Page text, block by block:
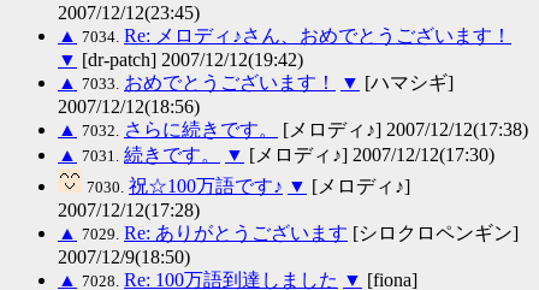
2007/12/12(23:45)
▲ 7034. Re: メロディ♪さん、おめでとうございます！
▼ [dr-patch] 2007/12/12(19:42)
▲ 7033. おめでとうございます！ ▼ [ハマシギ]
2007/12/12(18:56)
▲ 7032. さらに続きです。
[メロディ♪] 2007/12/12(17:38)
▲ 7031. 続きです。 ▼ [メロディ♪] 2007/12/12(17:30)
7030. 祝☆100万語です♪ ▼ [メロディ♪]
2007/12/12(17:28)
▲ 7029. Re: ありがとうございます [シロクロペンギン]
2007/12/9(18:50)
▲ 7028. Re: 100万語到達しました ▼ [fiona]